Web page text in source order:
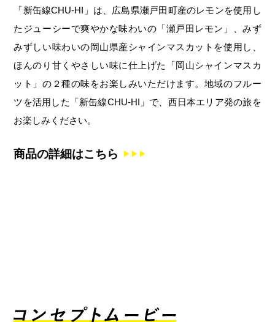
「新缶線CHU-HI」は、広島県瀬戸田町産のレモンを使用し
たジューシーで爽やかな味わいの「瀬戸田レモン」、みず
みずしい味わいの岡山県産シャインマスカットを使用し、
ほんのり甘くやさしい味に仕上げた「岡山シャインマスカ
ット」の２種の味をお楽しみいただけます。地域のフルー
ツを活用した「新缶線CHU-HI」で、西日本エリア発の旅を
お楽しみください。
商品の詳細はこちら ▶▶▶